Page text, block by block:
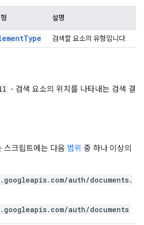
설명
Type 검색할 요소의 유형입니다.
- 검색 요소의 위치를 나타내는 검색 결
스크립트에는 다음 범위 중 하나 이상의
auth/documents.
auth/documents